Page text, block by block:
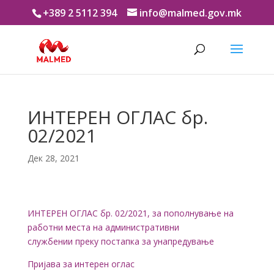
+389 2 5112 394 info@malmed.gov.mk
ИНТЕРЕН ОГЛАС бр.
02/2021
Дек 28, 2021
ИНТЕРЕН ОГЛАС бр. 02/2021, за пополнување на
работни места на административни
службении преку постапка за унапредување
Пријава за интерен оглас